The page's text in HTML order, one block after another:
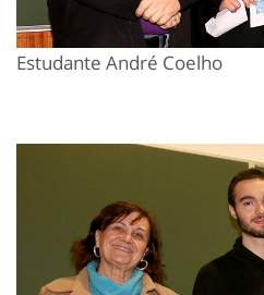
Estudante André Coelho